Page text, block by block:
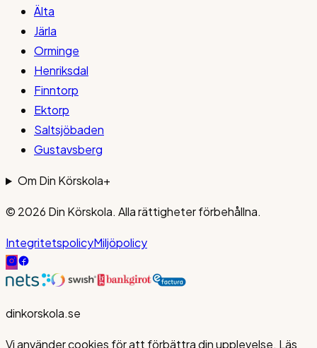
Älta
Järla
Orminge
Henriksdal
Finntorp
Ektorp
Saltsjöbaden
Gustavsberg
Om Din Körskola+
© 2026 Din Körskola. Alla rättigheter förbehållna.
IntegritetspolicyMiljöpolicy
dinkorskola.se
Vi använder cookies för att förbättra din upplevelse. Läs